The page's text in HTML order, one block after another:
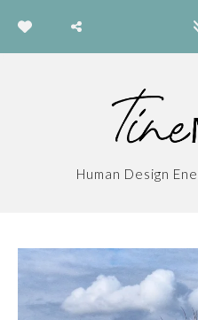
Human Design